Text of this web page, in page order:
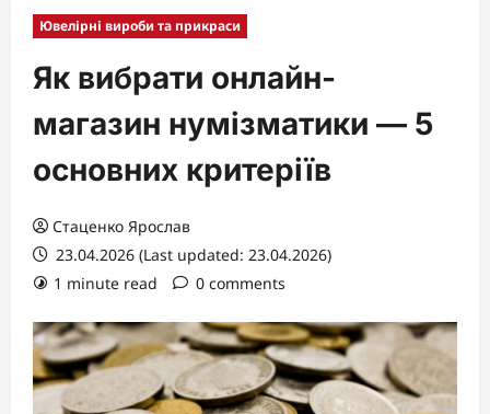
Ювелірні вироби та прикраси
Як вибрати онлайн-
магазин нумізматики — 5
основних критеріїв
Стаценко Ярослав
23.04.2026 (Last updated: 23.04.2026)
1 minute read
0 comments